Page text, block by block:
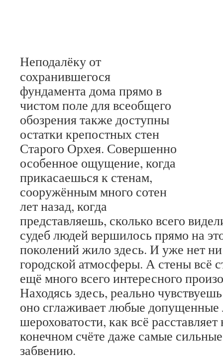
Неподалёку от
сохранившегося
фундамента дома прямо в
чистом поле для всеобщего
обозрения также доступны
остатки крепостных стен
Старого Орхея. Совершенно
особенное ощущение, когда
прикасаешься к стенам,
сооружённым много сотен
лет назад, когда
представляешь, сколько всего
судеб людей вершилось прямо на
поколений жило здесь. И уже нет
городской атмосферы. А стены всё
ещё много всего интересного
Находясь здесь, реально
оно сглаживает любые
шероховатости, как всё
конечном счёте даже самые
забвению.